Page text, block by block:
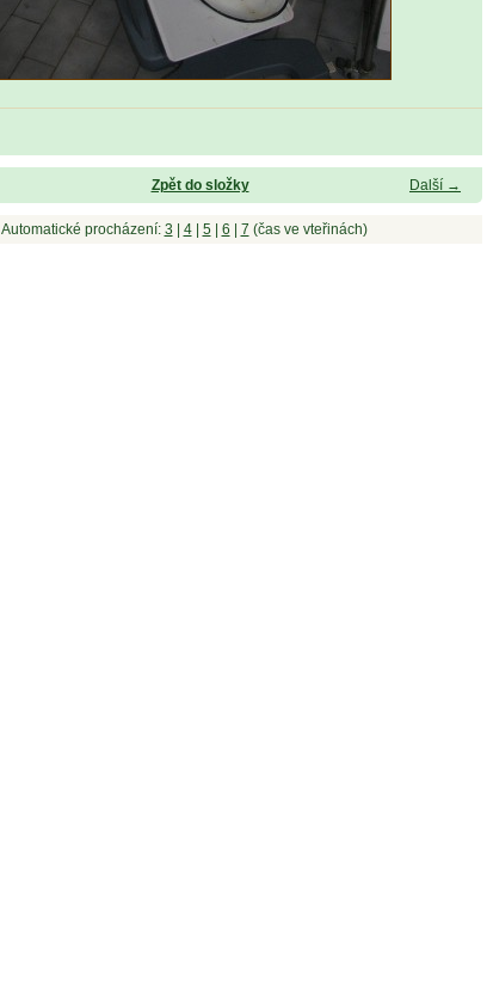
Další →
Zpět do složky
Automatické procházení: 3 4| 5| 6 7 (čas ve vteřinách)